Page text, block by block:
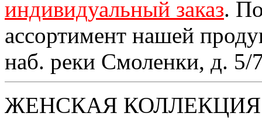
индивидуальный заказ.
ассортимент нашей
наб. реки Смоленки, д. 5/
ЖЕНСКАЯ КОЛЛЕКЦИЯ